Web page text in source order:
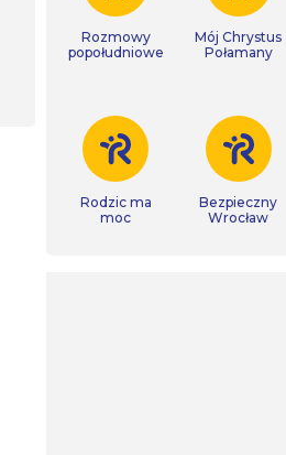
Rozmowy
popołudniowe
Mój Chrystus
Połamany
Rodzic ma
moc
Bezpieczny
Wrocław